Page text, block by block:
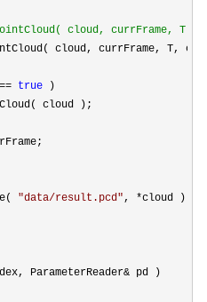
cloud, currFrame,
true
"data/result.pcd", *
ParameterReader&